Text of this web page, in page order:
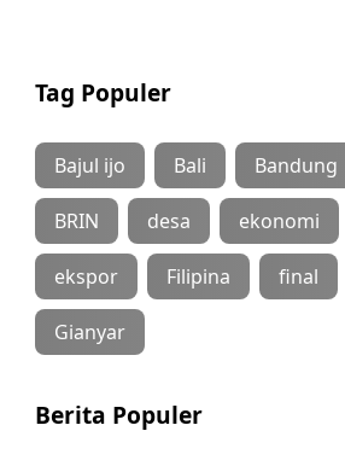
Tag Populer
Bajul ijo Bali Bandung
BRIN desa ekonomi
ekspor Filipina final
Gianyar
Berita Populer